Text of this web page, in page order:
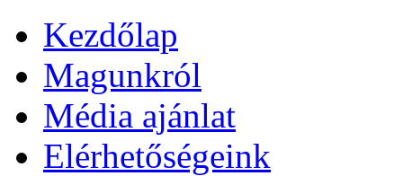
Kezdőlap
Magunkról
Média ajánlat
Elérhetőségeink